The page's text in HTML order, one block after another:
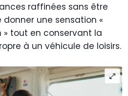
raffinées sans être
une sensation «
tout en conservant la
à un véhicule de loisirs.